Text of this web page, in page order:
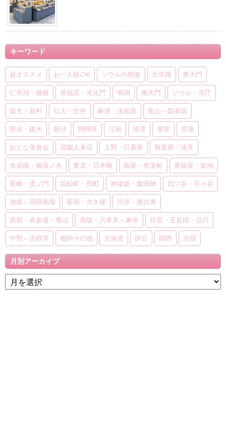
キーワード
超オススメ お一人様OK ソウルの朝食 大学路 東大門
仁寺洞・鍾路 景福宮・光化門 明洞 南大門 ソウル・市庁
梨大・新村 弘大・合井 麻浦・汝矣島 龍山～梨泰院
聖水・建大 新沙 狎鴎亭 江南 清潭 蚕室 空港
おとな美食会 芸能人来店 上野・日暮里 秋葉原・浅草
水道橋・御茶ノ水 東京・日本橋 銀座・有楽町 東銀座・築地
新橋・虎ノ門 浜松町・田町 神楽坂・飯田橋 四ツ谷・市ヶ谷
池袋～高田馬場 新宿・大久保 渋谷・恵比寿
原宿・表参道～青山 赤坂・六本木～麻布 目黒・五反田・品川
中野～吉祥寺 都内その他 北海道 伊豆 関西 北陸
月別アーカイブ